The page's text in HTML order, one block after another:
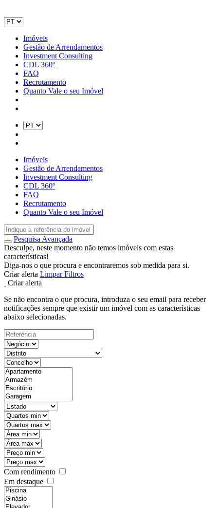
Imóveis
Gestão de Arrendamentos
Investment Consulting
CDL 360º
FAQ
Recrutamento
Quanto Vale o seu Imóvel
Imóveis
Gestão de Arrendamentos
Investment Consulting
CDL 360º
FAQ
Recrutamento
Quanto Vale o seu Imóvel
Pesquisa Avançada
Desculpe, neste momento não temos imóveis com estas
características!
Diga-nos o que procura e encontraremos sob medida para si.
Criar alerta Limpar Filtros
Criar alerta
Se não encontra o que procura, introduza o seu email para receber
notificações sempre que existir um imóvel com as características
abaixo selecionadas.
Com rendimento
Em destaque